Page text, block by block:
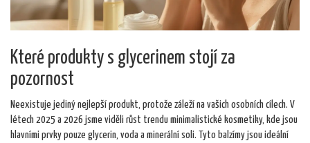
Které produkty s glycerinem stojí za
pozornost
Neexistuje jediný nejlepší produkt, protože záleží na vašich osobních cílech. V
létech 2025 a 2026 jsme viděli růst trendu minimalistické kosmetiky, kde jsou
hlavními prvky pouze glycerin, voda a minerální soli. Tyto balzímy jsou ideální